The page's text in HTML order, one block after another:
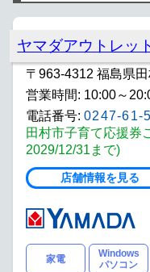
ヤマダアウトレッ
〒963-4312 福島県
営業時間: 10:00～
電話番号: 0247-61-
田村市子育て応援券
2029/12/31まで)
店舗情報を見る
家電
Windows
パソコン